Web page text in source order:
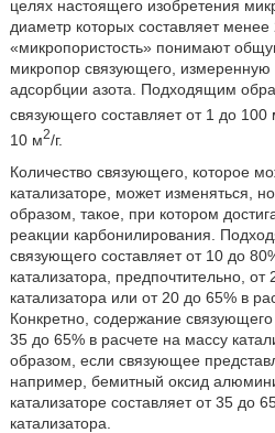
целях настоящего изобретения
диаметр которых составляет
«микропористость» понимают
микропор связующего,
адсорбции азота. Подходящим
связующего составляет от 1 до 100
10 м2/г.
Количество связующего, которое
катализаторе, может изменяться,
образом, такое, при котором
реакции карбонилирования.
связующего составляет от 10 до
катализатора, предпочтительно,
катализатора или от 20 до 65% в
Конкретно, содержание связующего
35 до 65% в расчете на массу
образом, если связующее
например, бемитный оксид
катализаторе составляет от 35 до
катализатора.